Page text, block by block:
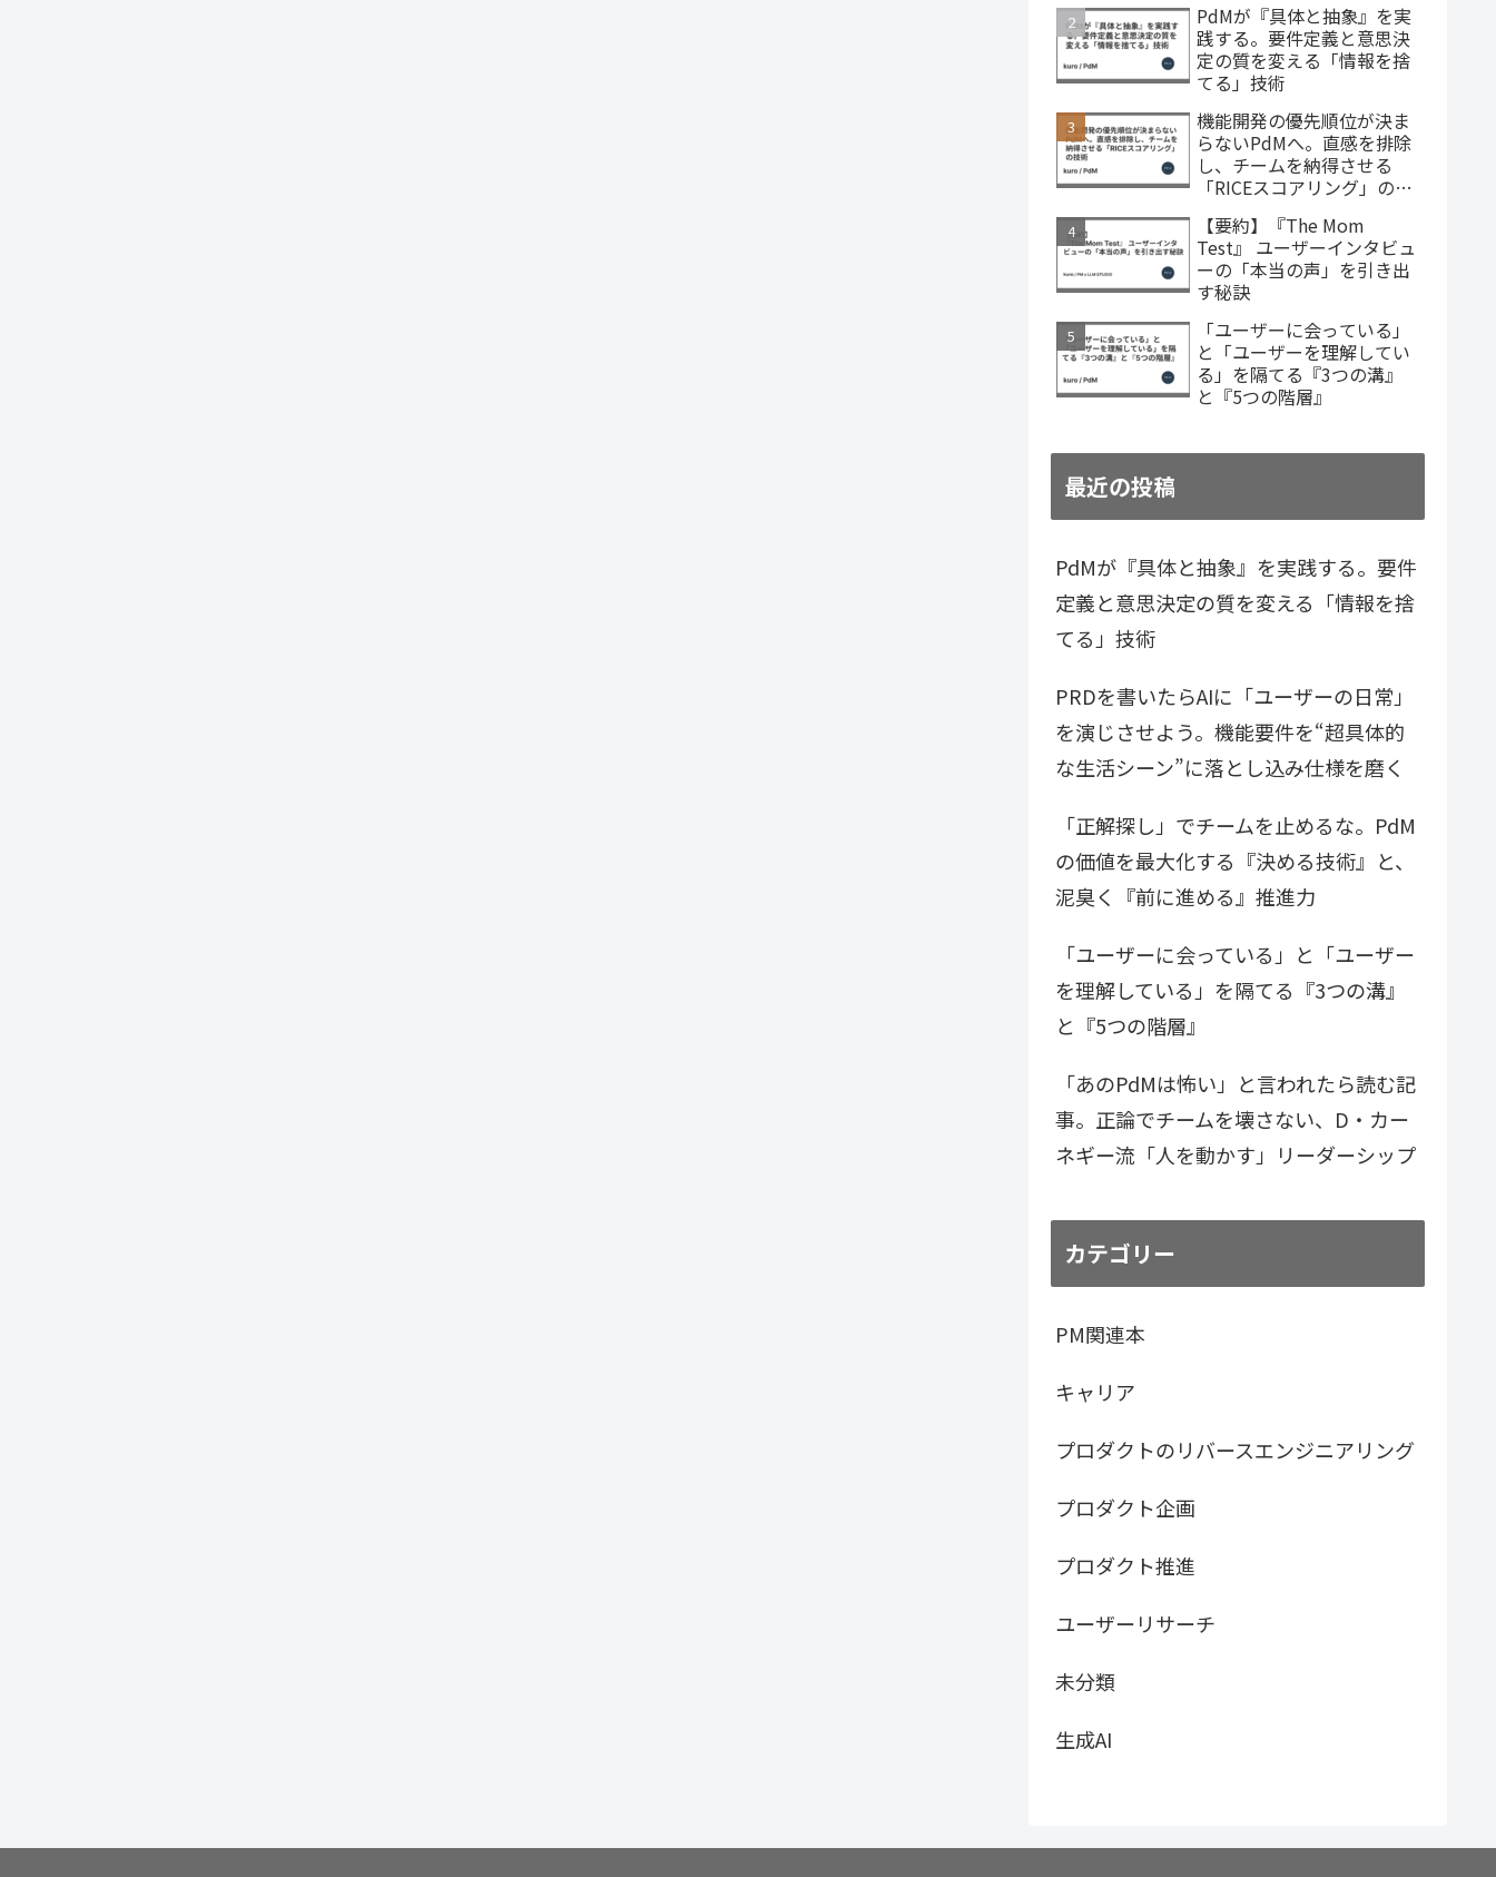
PdMが『具体と抽象』を実
践する。要件定義と意思決
定の質を変える「情報を捨
てる」技術
機能開発の優先順位が決ま
らないPdMへ。直感を排除
し、チームを納得させる
「RICEスコアリング」の技
【要約】『The Mom
Test』 ユーザーインタビュ
ーの「本当の声」を引き出
す秘訣
「ユーザーに会っている」
と「ユーザーを理解してい
る」を隔てる『3つの溝』
と『5つの階層』
最近の投稿
PdMが『具体と抽象』を実践する。要件
定義と意思決定の質を変える「情報を捨
てる」技術
PRDを書いたらAIに「ユーザーの日常」
を演じさせよう。機能要件を“超具体的
な生活シーン”に落とし込み仕様を磨く
「正解探し」でチームを止めるな。PdM
の価値を最大化する『決める技術』と、
泥臭く『前に進める』推進力
「ユーザーに会っている」と「ユーザー
を理解している」を隔てる『3つの溝』
と『5つの階層』
「あのPdMは怖い」と言われたら読む記
事。正論でチームを壊さない、D・カー
ネギー流「人を動かす」リーダーシップ
カテゴリー
PM関連本
キャリア
プロダクトのリバースエンジニアリング
プロダクト企画
プロダクト推進
ユーザーリサーチ
未分類
生成AI